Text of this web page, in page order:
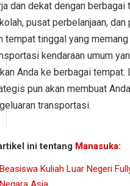
dan dekat dengan berbagai
pusat perbelanjaan, dan
tempat tinggal yang
kendaraan umum
Anda ke berbagai
pun akan membuat
transportasi.
ini tentang Manasuka:
Beasiswa Kuliah Luar Negeri